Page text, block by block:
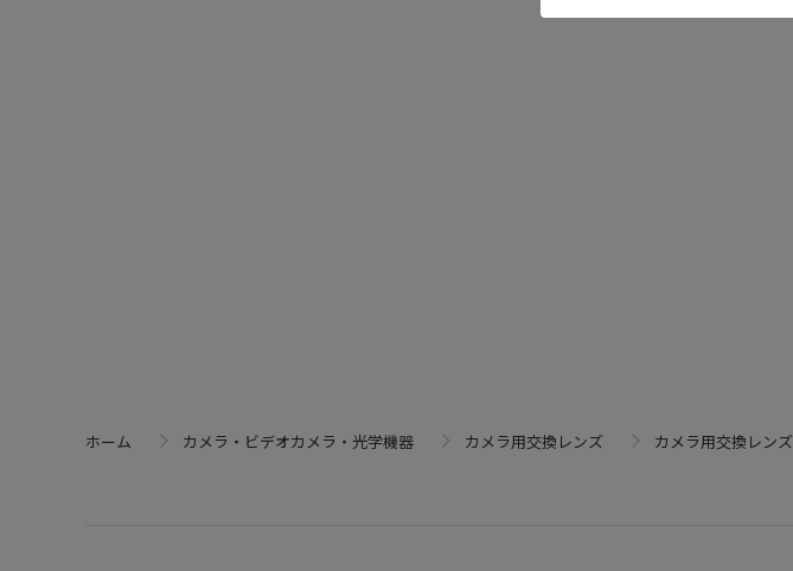
ホーム カメラ・ビデオカメラ・光学機器 カメラ用交換レンズ カメラ用交換レンズ